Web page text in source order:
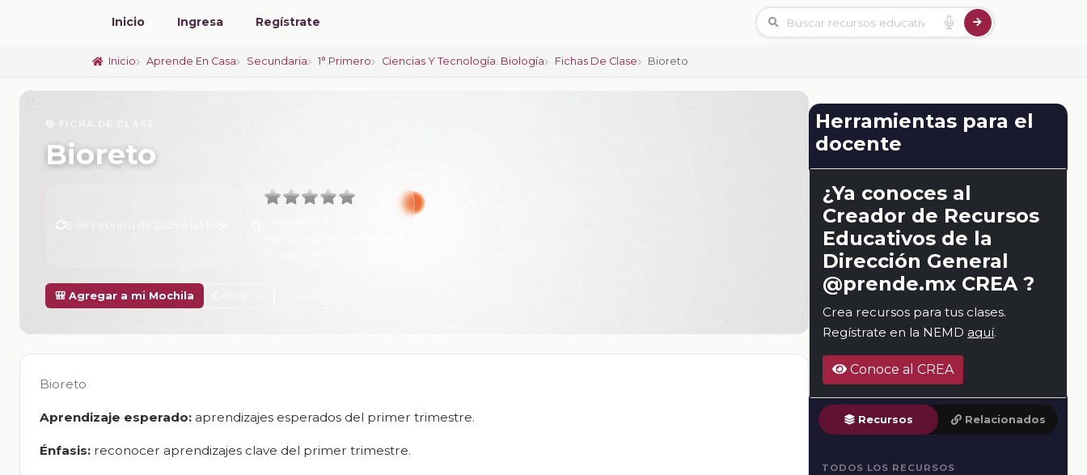
Inicio Ingresa Regístrate
Inicio Aprende En Casa Secundaria 1° Primero Ciencias Y Tecnología. Biología Fichas De Clase Bioreto
📚 FICHA DE CLASE
Bioreto
🎒 Agregar a mi Mochila
Bioreto
Aprendizaje esperado: aprendizajes esperados del primer trimestre.
Énfasis: reconocer aprendizajes clave del primer trimestre.
Herramientas para el
docente
¿Ya conoces al
Creador de Recursos
Educativos de la
Dirección General
@prende.mx CREA ?
Crea recursos para tus clases.
Regístrate en la NEMD aquí.
Conoce al CREA
Recursos Relacionados
TODOS LOS RECURSOS